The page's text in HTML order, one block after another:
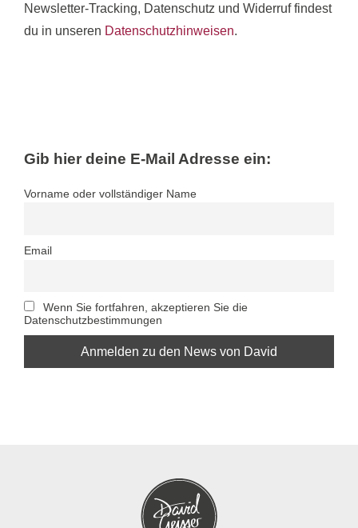
Newsletter-Tracking, Datenschutz und Widerruf findest
du in unseren Datenschutzhinweisen.
Gib hier deine E-Mail Adresse ein:
Vorname oder vollständiger Name
Email
Wenn Sie fortfahren, akzeptieren Sie die
Datenschutzbestimmungen